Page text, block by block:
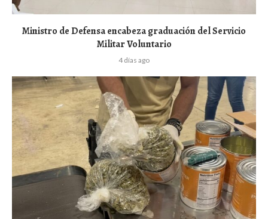
Ministro de Defensa encabeza graduación del Servicio
Militar Voluntario
4 días ago